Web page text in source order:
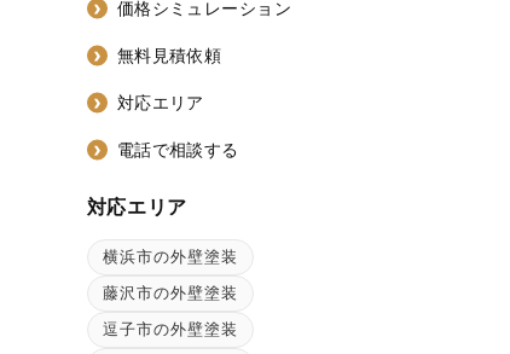
価格シミュレーション
無料見積依頼
対応エリア
電話で相談する
対応エリア
横浜市の外壁塗装
藤沢市の外壁塗装
逗子市の外壁塗装